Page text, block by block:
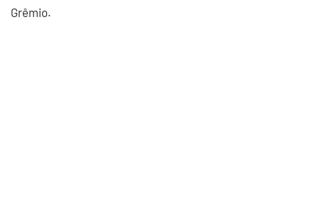
Grêmio.